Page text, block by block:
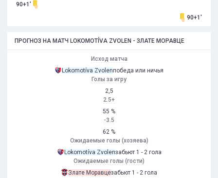
90+1'
90+1'
ПРОГНОЗ НА МАТЧ LOKOMOTÍVA ZVOLEN - ЗЛАТЕ МОРАВЦЕ
Исход матча
Lokomotíva Zvolenпобеда или ничья
Голы за игру
2,5
2.5+
55 %
-3.5
62 %
Ожидаемые голы (хозяева)
Lokomotíva Zvolenзабьют 1 - 2 гола
Ожидаемые голы (гости)
Злате Моравцезабьют 1 - 2 гола